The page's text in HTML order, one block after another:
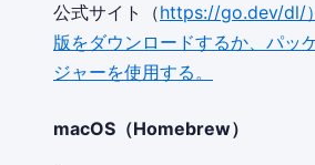
公式サイト（https://go.dev/dl/
版をダウンロードするか、パッ
ジャーを使用する。
macOS（Homebrew）